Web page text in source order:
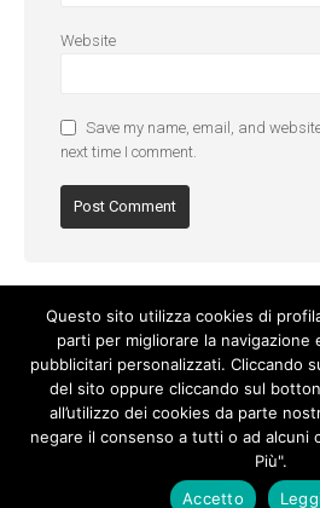
Website
Save my name, email, and
next time I comment.
Privacy Policy
Questo sito utilizza cookies di
parti per migliorare la navigazione
pubblicitari personalizzati. Cliccando
del sito oppure cliccando sul
all’utilizzo dei cookies da parte
negare il consenso a tutti o ad alcuni
Più".
Accetto